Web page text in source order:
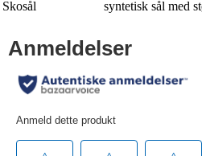
Skosål
syntetisk sål med